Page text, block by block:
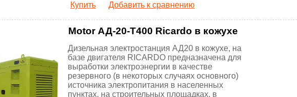
Купить Добавить к сравнению
Motor АД-20-Т400 Ricardo в кожухе
Дизельная электростанция АД20 в кожухе, на
базе двигателя RICARDO предназначена для
выработки электроэнергии в качестве
резервного (в некоторых случаях основного)
источника электропитания в населенных
пунктах, на строительных площадках, в